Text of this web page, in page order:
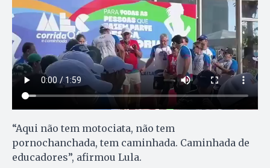
“Aqui não tem motociata, não tem
pornochanchada, tem caminhada. Caminhada de
educadores”, afirmou Lula.